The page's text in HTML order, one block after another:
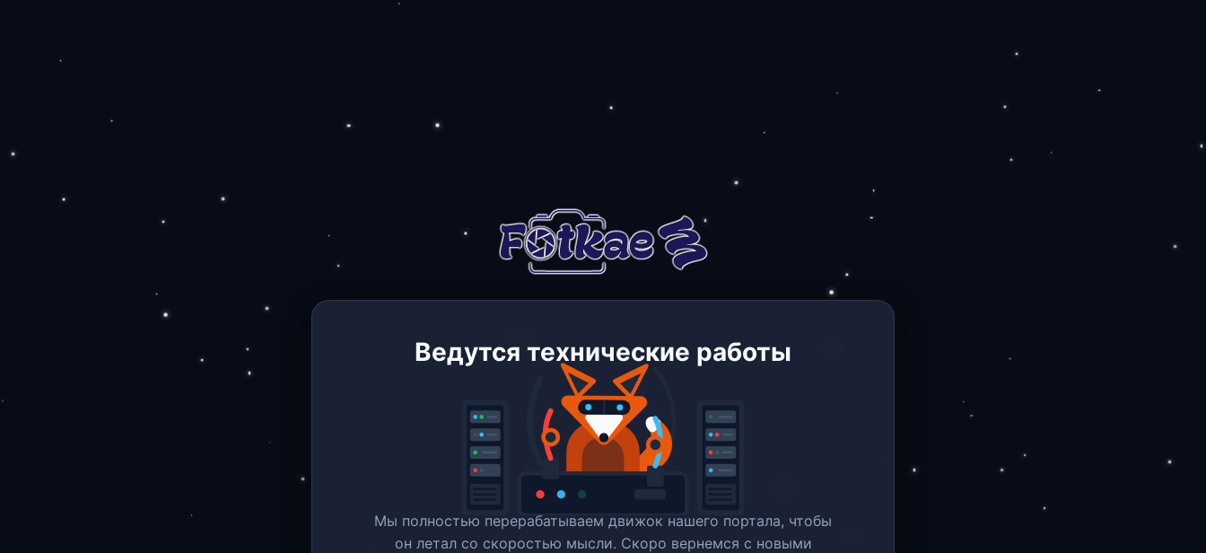
Ведутся технические работы
Мы полностью перерабатываем движок нашего портала, чтобы
он летал со скоростью мысли. Скоро вернемся c новыми